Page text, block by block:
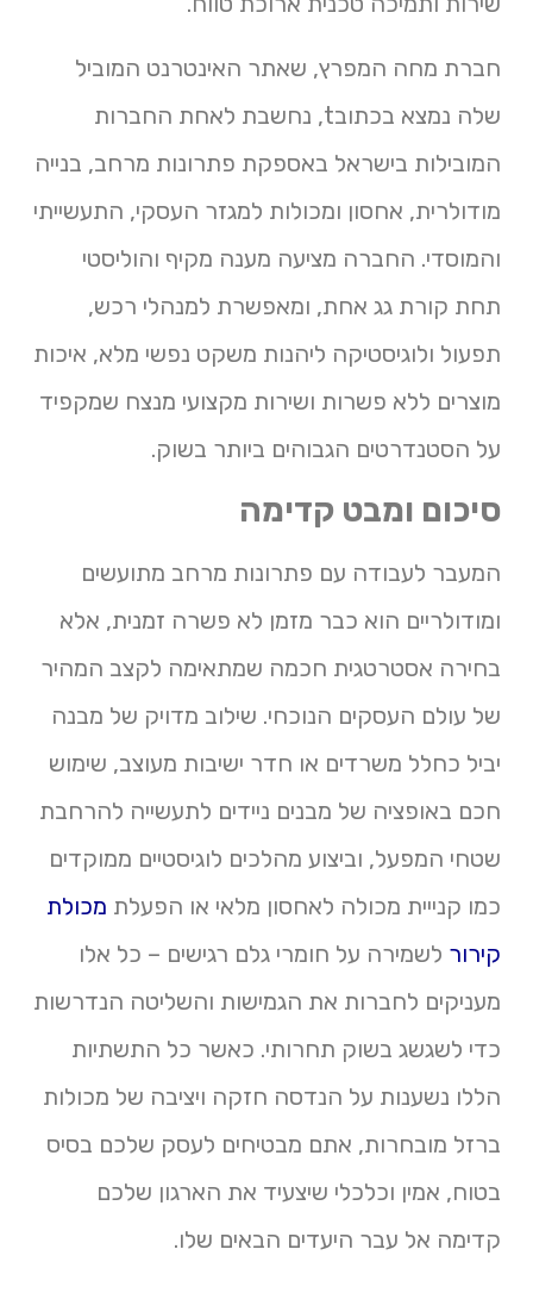
חברת מחה המפרץ, שאתר האינטרנט המוביל
שלה נמצא בכתובt, נחשבת לאחת החברות
המובילות בישראל באספקת פתרונות מרחב, בנייה
מודולרית, אחסון ומכולות למגזר העסקי, התעשייתי
והמוסדי. החברה מציעה מענה מקיף והוליסטי
תחת קורת גג אחת, ומאפשרת למנהלי רכש,
תפעול ולוגיסטיקה ליהנות משקט נפשי מלא, איכות
מוצרים ללא פשרות ושירות מקצועי מנצח שמקפיד
על הסטנדרטים הגבוהים ביותר בשוק.
סיכום ומבט קדימה
המעבר לעבודה עם פתרונות מרחב מתועשים
ומודולריים הוא כבר מזמן לא פשרה זמנית, אלא
בחירה אסטרטגית חכמה שמתאימה לקצב המהיר
של עולם העסקים הנוכחי. שילוב מדויק של מבנה
יביל כחלל משרדים או חדר ישיבות מעוצב, שימוש
חכם באופציה של מבנים ניידים לתעשייה להרחבת
שטחי המפעל, וביצוע מהלכים לוגיסטיים ממוקדים
כמו קנייית מכולה לאחסון מלאי או הפעלת מכולת
קירור לשמירה על חומרי גלם רגישים – כל אלו
מעניקים לחברות את הגמישות והשליטה הנדרשות
כדי לשגשג בשוק תחרותי. כאשר כל התשתיות
הללו נשענות על הנדסה חזקה ויציבה של מכולות
ברזל מובחרות, אתם מבטיחים לעסק שלכם בסיס
בטוח, אמין וכלכלי שיצעיד את הארגון שלכם
קדימה אל עבר היעדים הבאים שלו.